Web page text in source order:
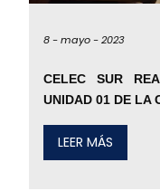
8 -mayo -2023
CELEC SUR
UNIDAD 01 DE LA
LEER MÁS